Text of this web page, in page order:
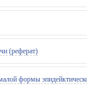
(реферат)
формы